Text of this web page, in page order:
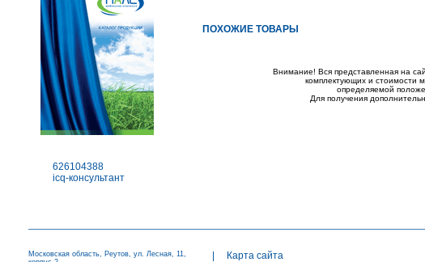
626104388
icq-консультант
ПОХОЖИЕ ТОВАРЫ
Внимание! Вся представленная на
комплектующих и стоимости
определяемой
Для получения
Московская область, Реутов, ул. Лесная, 11,
Карта сайта